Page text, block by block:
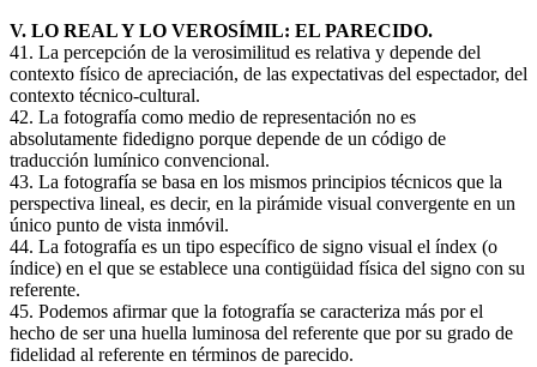
V. LO REAL Y LO VEROSÍMIL: EL PARECIDO.
41. La percepción de la verosimilitud es relativa y depende del
contexto físico de apreciación, de las expectativas del espectador, del
contexto técnico-cultural.
42. La fotografía como medio de representación no es
absolutamente fidedigno porque depende de un código de
traducción lumínico convencional.
43. La fotografía se basa en los mismos principios técnicos que la
perspectiva lineal, es decir, en la pirámide visual convergente en un
único punto de vista inmóvil.
44. La fotografía es un tipo específico de signo visual el índex (o
índice) en el que se establece una contigüidad física del signo con su
referente.
45. Podemos afirmar que la fotografía se caracteriza más por el
hecho de ser una huella luminosa del referente que por su grado de
fidelidad al referente en términos de parecido.